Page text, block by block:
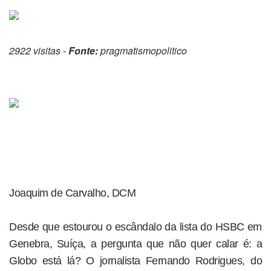
2922 visitas -Fonte:pragmatismopolitico
Joaquim de Carvalho, DCM
Desde que estourou o escândalo da lista do HSBC em
Genebra, Suíça, a pergunta que não quer calar é: a
Globo está lá? O jornalista Fernando Rodrigues, do